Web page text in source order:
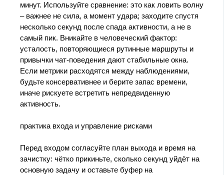
минут. Используйте сравнение: это как ловить волну
– важнее не сила, а момент удара; заходите спустя
несколько секунд после спада активности, а не в
самый пик. Вникайте в человеческий фактор:
усталость, повторяющиеся рутинные маршруты и
привычки чат-поведения дают стабильные окна.
Если метрики расходятся между наблюдениями,
будьте консервативнее и берите запас времени,
иначе рискуете встретить непредвиденную
активность.
практика входа и управление рисками
Перед входом согласуйте план выхода и время на
зачистку: чётко прикиньте, сколько секунд уйдёт на
основную задачу и оставьте буфер на